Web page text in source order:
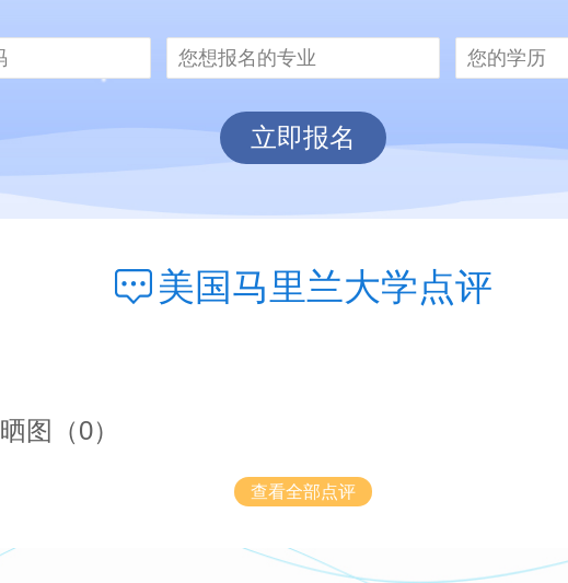
立即报名
美国马里兰大学点评
晒图（0）
查看全部点评